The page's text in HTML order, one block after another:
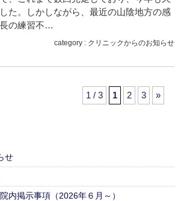
た。しかしながら、最近の山陰地方の感
の練習不…
category : クリニックからのお知らせ
1 / 3 1 2 3 »
せ
内掲示事項（2026年６月～）